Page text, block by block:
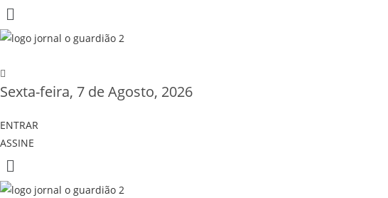
Sexta-feira, 7 de Agosto, 2026
ENTRAR
ASSINE